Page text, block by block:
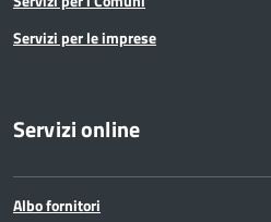
Servizi per le imprese
Servizi online
Albo fornitori